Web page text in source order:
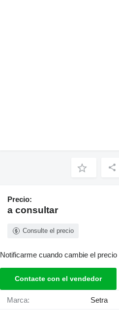
Precio:
a consultar
Consulte el precio
Notificarme cuando cambie el precio
Contacte con el vendedor
Marca: Setra